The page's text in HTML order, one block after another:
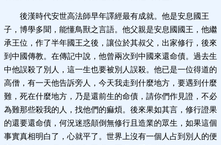
後漢時代安世高法師早年譯經最有成就。他是安息國王
子，博學多聞，能懂鳥獸之言語。他父親是安息國國王，他繼
承王位，作了半年國王之後，讓位於其叔父，出家修行，後來
到中國傳教。在傳記中說，他曾兩次到中國來還命債。過去生
中他誤殺了別人，這一生也要被別人誤殺。他已是一位得道的
高僧，有一天他告訴旁人，今天我走到什麼地方，要遇到什麼
難，死在什麼地方，乃是還前生的命債，請你們作見證，不必
為難那些殺我的人，找他們的痲煩。後來果如其言，修行證果
的還要還命債，何況迷惑顛倒無修行且造業的眾生，如果這個
事實真相明白了，心就平了。世界上沒有一個人占到別人的便